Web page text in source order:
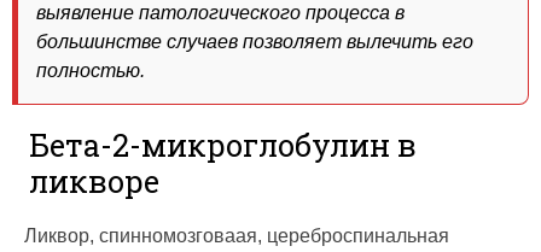
выявление патологического процесса в
большинстве случаев позволяет вылечить его
полностью.
Бета-2-микроглобулин в
ликворе
Ликвор, спинномозговаая, цереброспинальная